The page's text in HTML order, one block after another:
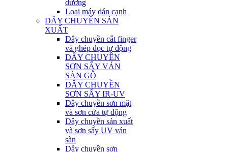
dương
Loại máy dán cạnh
DÂY CHUYỀN SẢN
XUẤT
Dây chuyền cắt finger
và ghép dọc tự động
DÂY CHUYỀN
SƠN SẤY VÁN
SÀN GỖ
DÂY CHUYỀN
SƠN SẤY IR-UV
Dây chuyền sơn mặt
và sơn cửa tự động
Dây chuyền sản xuất
và sơn sấy UV ván
sàn
Dây chuyền sơn